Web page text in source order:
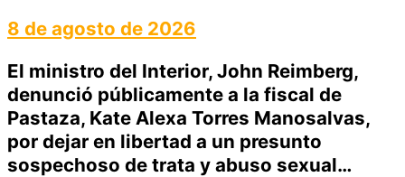
8 de agosto de 2026
El ministro del Interior, John Reimberg,
denunció públicamente a la fiscal de
Pastaza, Kate Alexa Torres Manosalvas,
por dejar en libertad a un presunto
sospechoso de trata y abuso sexual…